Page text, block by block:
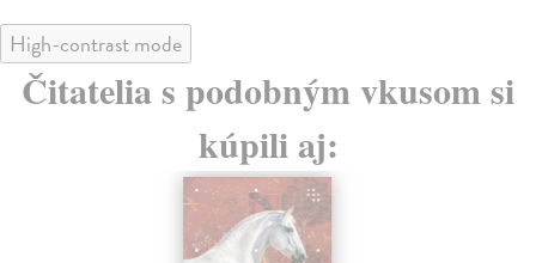
High-contrast mode
Čitatelia s podobným vkusom si
kúpili aj: